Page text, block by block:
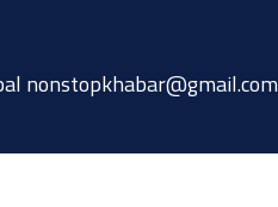
nonstopkhabar@gmail.com